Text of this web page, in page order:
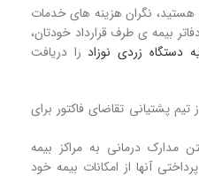
نگران هزینه های خدمات
بیمه ی طرف قرارداد خودتان،
دستگاه زردی نوزاد را دریافت
پشتیانی تقاضای فاکتور برای
مدارک درمانی به مراکز بیمه
آنها از امکانات بیمه خود